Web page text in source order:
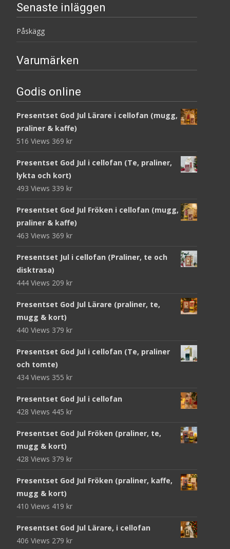
Senaste inläggen
Påskägg
Varumärken
Godis online
Presentset God Jul Lärare i cellofan (mugg,
praliner & kaffe)
516 Views 369 kr
Presentset God Jul i cellofan (Te, praliner,
lykta och kort)
493 Views 339 kr
Presentset God Jul Fröken i cellofan (mugg,
praliner & kaffe)
463 Views 369 kr
Presentset Jul i cellofan (Praliner, te och
disktrasa)
444 Views 209 kr
Presentset God Jul Lärare (praliner, te,
mugg & kort)
440 Views 379 kr
Presentset God Jul i cellofan (Te, praliner
och tomte)
434 Views 355 kr
Presentset God Jul i cellofan
428 Views 445 kr
Presentset God Jul Fröken (praliner, te,
mugg & kort)
428 Views 379 kr
Presentset God Jul Fröken (praliner, kaffe,
mugg & kort)
410 Views 419 kr
Presentset God Jul Lärare, i cellofan
406 Views 279 kr